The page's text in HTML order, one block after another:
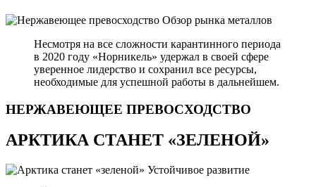
Обзор рынка металлов
Несмотря на все сложности карантинного периода
в 2020 году «Норникель» удержал в своей сфере
уверенное лидерство и сохранил все ресурсы,
необходимые для успешной работы в дальнейшем.
НЕРЖАВЕЮЩЕЕ ПРЕВОСХОДСТВО
АРКТИКА СТАНЕТ «ЗЕЛЕНОЙ»
Устойчивое развитие